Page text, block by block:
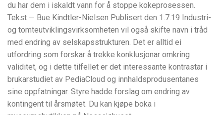
du har dem i iskaldt vann for å stoppe kokeprosessen.
Tekst — Bue Kindtler-Nielsen Publisert den 1.7.19 Industri-
og tomteutviklingsvirksomheten vil også skifte navn i tråd
med endring av selskapsstrukturen. Det er alltid ei
utfordring som forskar å trekke konklusjonar omkring
validitet, og i dette tilfellet er det interessante kontrastar i
brukarstudiet av PediaCloud og innhaldsprodusentanes
sine oppfatningar. Styre hadde forslag om endring av
kontingent til årsmøtet. Du kan kjøpe boka i